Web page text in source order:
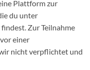
Plattform zur
du unter
Zur Teilnahme
einer
nicht verpflichtet und